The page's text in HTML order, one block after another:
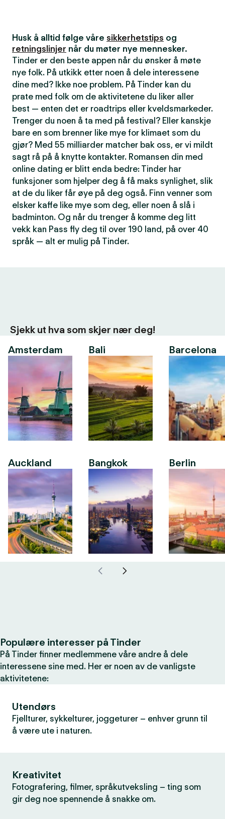
Husk å alltid følge våre sikkerhetstips og
retningslinjer når du møter nye mennesker.
Tinder er den beste appen når du ønsker å møte
nye folk. På utkikk etter noen å dele interessene
dine med? Ikke noe problem. På Tinder kan du
prate med folk om de aktivitetene du liker aller
best — enten det er roadtrips eller kveldsmarkeder.
Trenger du noen å ta med på festival? Eller kanskje
bare en som brenner like mye for klimaet som du
gjør? Med 55 milliarder matcher bak oss, er vi mildt
sagt rå på å knytte kontakter. Romansen din med
online dating er blitt enda bedre: Tinder har
funksjoner som hjelper deg å få maks synlighet, slik
at de du liker får øye på deg også. Finn venner som
elsker kaffe like mye som deg, eller noen å slå i
badminton. Og når du trenger å komme deg litt
vekk kan Pass fly deg til over 190 land, på over 40
språk — alt er mulig på Tinder.
Sjekk ut hva som skjer nær deg!
Amsterdam
Auckland
Bali
Bangkok
Barcelona
Berlin
Populære interesser på Tinder
På Tinder finner medlemmene våre andre å dele
interessene sine med. Her er noen av de vanligste
aktivitetene:
Utendørs
Fjellturer, sykkelturer, joggeturer – enhver grunn til
å være ute i naturen.
Kreativitet
Fotografering, filmer, språkutveksling – ting som
gir deg noe spennende å snakke om.